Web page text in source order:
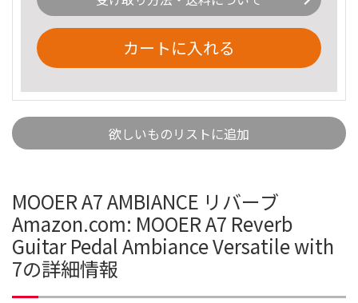
カートに入れる
欲しいものリストに追加
MOOER A7 AMBIANCE リバーブ
Amazon.com: MOOER A7 Reverb
Guitar Pedal Ambiance Versatile with
7の詳細情報